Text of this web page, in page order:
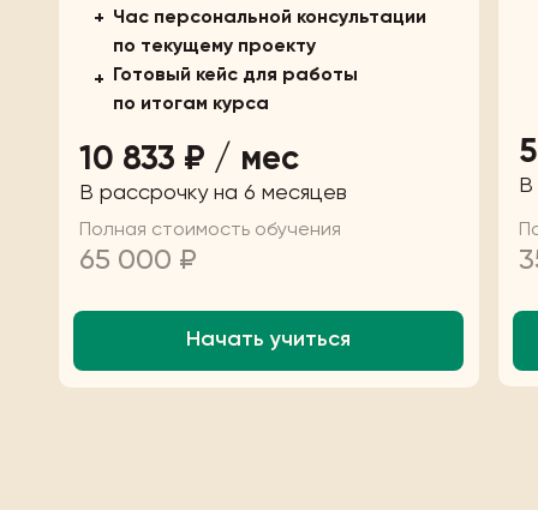
В
65 000 ₽
Полная стоимость обучения
В рассрочку на 6 месяцев
10 833 ₽ / мес
Час персональной консультации
по текущему проекту
Готовый кейс для работы
по итогам курса
Начать учиться
+
+